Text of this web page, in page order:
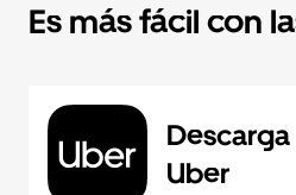
Es más fácil con
Uber